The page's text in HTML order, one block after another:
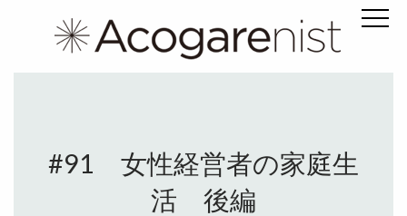
#91 女性経営者の家庭生
活 後編